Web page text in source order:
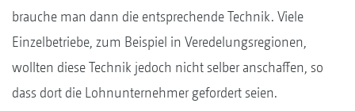
brauche man dann die entsprechende Technik. Viele
Einzelbetriebe, zum Beispiel in Veredelungsregionen,
wollten diese Technik jedoch nicht selber anschaffen, so
dass dort die Lohnunternehmer gefordert seien.